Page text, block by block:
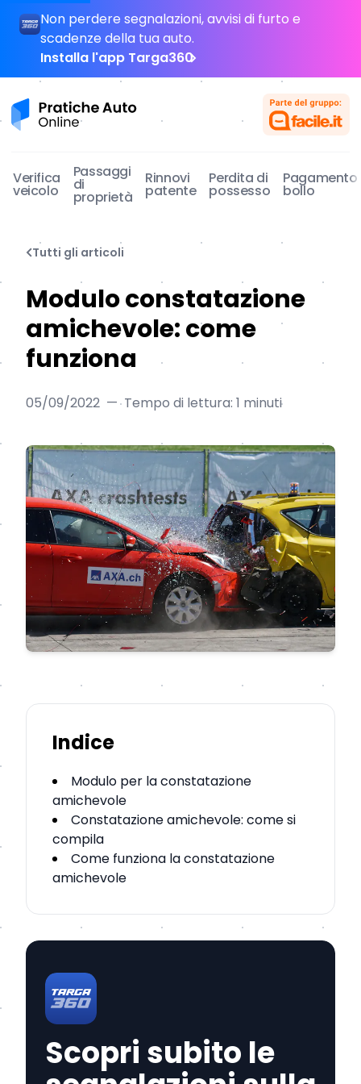
Non perdere segnalazioni, avvisi di furto e
scadenze della tua auto.
Installa l'app Targa360
Pratiche Auto Online
Verifica
veicolo
Passaggi
di
proprietà
Rinnovi
patente
Perdita di
possesso
Pagamento
bollo
Tutti gli articoli
Modulo constatazione
amichevole: come
funziona
05/09/2022 — Tempo di lettura: 1 minuti
Indice
Modulo per la constatazione
amichevole
Constatazione amichevole: come si
compila
Come funziona la constatazione
amichevole
Scopri subito le